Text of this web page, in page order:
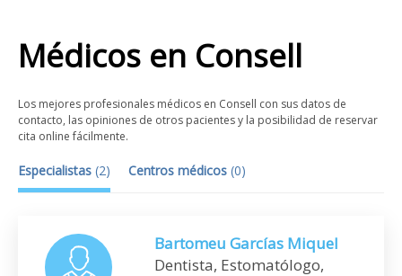
Médicos en Consell
Los mejores profesionales médicos en Consell con sus datos de
contacto, las opiniones de otros pacientes y la posibilidad de reservar
cita online fácilmente.
Especialistas (2) Centros médicos (0)
Bartomeu Garcías Miquel
Dentista, Estomatólogo,